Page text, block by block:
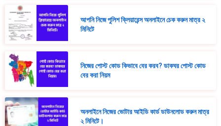
আপনি নিজে পুলিশ ক্লিয়ারেন্স অনলাইনে চেক করুন মাত্র ২
মিনিটে
নিজের পোস্ট কোড কিভাবে বের করব? ডাকঘর পোস্ট কোড
বের করা নিয়ম
অনলাইনে নিজের ভোটার আইডি কার্ড ডাউনলোড করুন মাত্র
২ মিনিটে।